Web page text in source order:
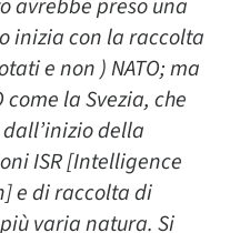
avrebbe preso una
inizia con la raccolta
e non ) NATO; ma
la Svezia, che
della
ISR [Intelligence
e di raccolta di
varia natura. Si